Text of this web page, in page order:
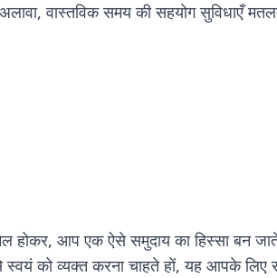
वास्तविक समय की सहयोग सुविधाएँ
होकर, आप एक ऐसे समुदाय का हिस्सा बन
स्वयं को व्यक्त करना चाहते हों, यह आपके लिए